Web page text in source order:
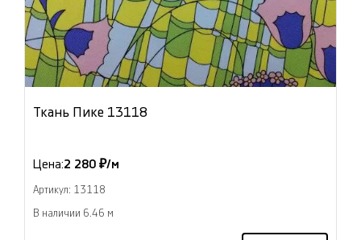
Ткань Пике 13118
Цена:2 280 ₽/м
Артикул: 13118
В наличии 6.46 м